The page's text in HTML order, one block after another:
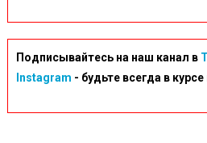
Подписывайтесь на наш канал в
Instagram - будьте всегда в